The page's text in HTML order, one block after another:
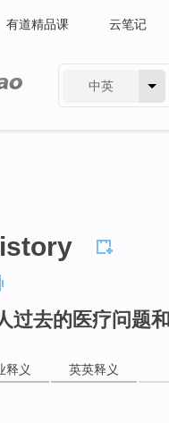
有道精品课 云笔记
中英
过去的医疗问题
释义 英英释义